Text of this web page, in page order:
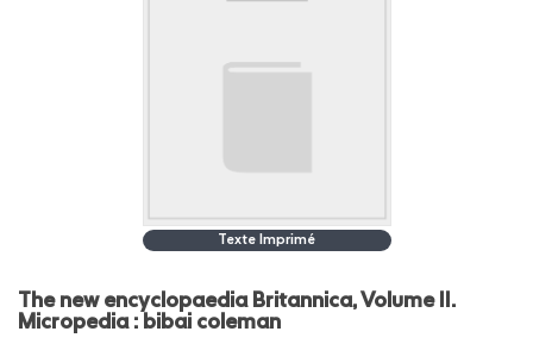
Texte Imprimé
The new encyclopaedia Britannica, Volume II.
Micropedia : bibai coleman